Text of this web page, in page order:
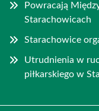
Powracają
Starachowicach
Starachowice
Utrudnienia w
piłkarskiego w